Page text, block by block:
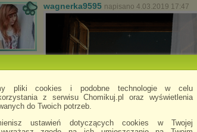
pliki cookies i podobne technologie w celu
z serwisu Chomikuj.pl oraz wyświetlenia
do Twoich potrzeb.
ustawień dotyczących cookies w Twojej
wagnerka9595 napisano 4.03.2019 17:47